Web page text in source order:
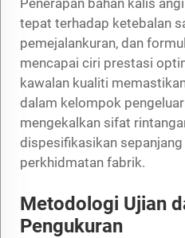
tepat terhadap ketebalan
pemejalankuran, dan
mencapai ciri prestasi
kawalan kualiti
dalam kelompok
mengekalkan sifat
dispesifikasikan sepanjang
perkhidmatan fabrik.
Metodologi Ujian
Pengukuran